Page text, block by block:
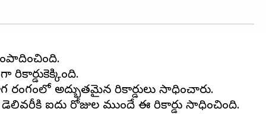
అద్భుతమైన రికార్డులు సాధించారు.
ఐదు రోజుల ముందే ఈ రికార్డు సాధించింది.